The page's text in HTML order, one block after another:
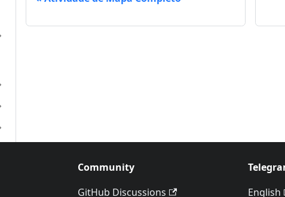
Community
GitHub Discussions
English